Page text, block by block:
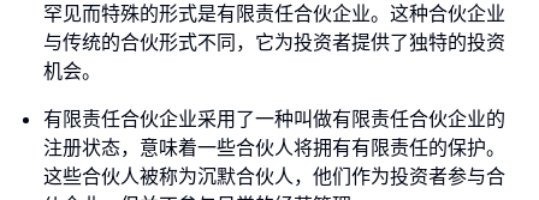
罕见而特殊的形式是有限责任合伙企业。这种合伙企业
与传统的合伙形式不同，它为投资者提供了独特的投资
机会。
有限责任合伙企业采用了一种叫做有限责任合伙企业的
注册状态，意味着一些合伙人将拥有有限责任的保护。
这些合伙人被称为沉默合伙人，他们作为投资者参与合